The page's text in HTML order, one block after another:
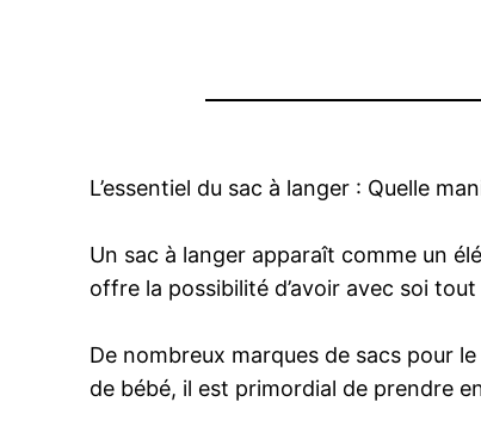
L’essentiel du sac à langer : Quelle
Un sac à langer apparaît comme un
offre la possibilité d’avoir avec soi
De nombreux marques de sacs pour
de bébé, il est primordial de prendre